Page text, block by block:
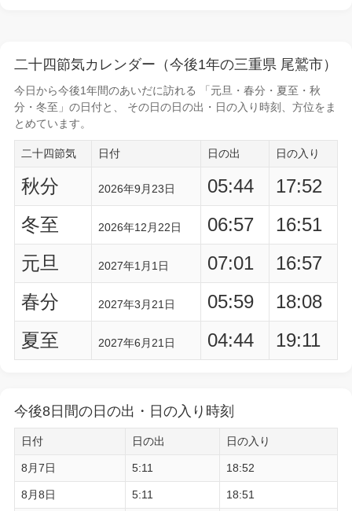
二十四節気カレンダー（今後1年の三重県 尾鷲市）
今日から今後1年間のあいだに訪れる 「元旦・春分・夏至・秋
分・冬至」の日付と、 その日の日の出・日の入り時刻
、方位をま
とめています。
二十四節気 日付 日の出 日の入り
秋分 2026年9月23日 05:44
17:52
冬至
2026年12月22日 06:57
16:51
元旦
2027年1月1日 07:01
16:57
春分
2027年3月21日 05:59
18:08
夏至
2027年6月21日 04:44 19:11
今後8日間の日の出・日の入り時刻
日付 日の出 日の入り
8月7日 5:11 18:52
8月8日 5:11 18:51